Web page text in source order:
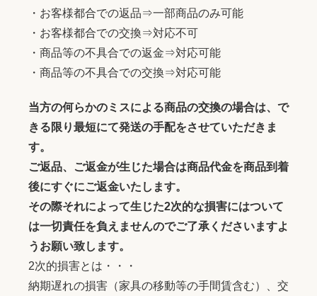
・お客様都合での返品⇒一部商品のみ可能
・お客様都合での交換⇒対応不可
・商品等の不具合での返金⇒対応可能
・商品等の不具合での交換⇒対応可能
当方の何らかのミスによる商品の交換の場合は、で
きる限り最短にて発送の手配をさせていただきま
す。
ご返品、ご返金が生じた場合は商品代金を商品到着
後にすぐにご返金いたします。
その際それによって生じた2次的な損害にはついて
は一切責任を負えませんのでご了承くださいますよ
うお願い致します。
2次的損害とは・・・
納期遅れの損害（家具の移動等の手間賃含む）、交